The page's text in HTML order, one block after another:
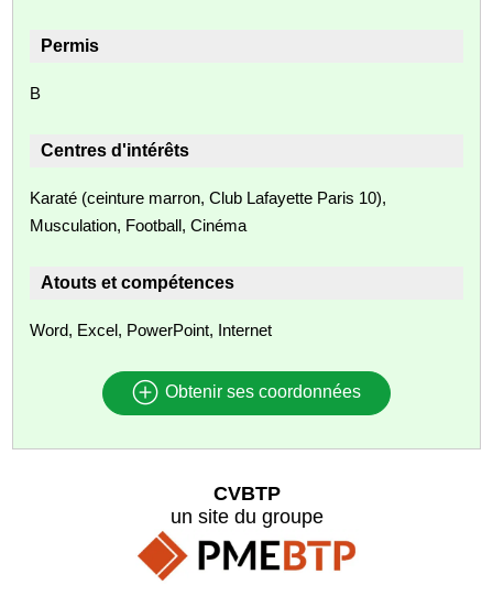
Permis
B
Centres d'intérêts
Karaté (ceinture marron, Club Lafayette Paris 10),
Musculation, Football, Cinéma
Atouts et compétences
Word, Excel, PowerPoint, Internet
Obtenir ses coordonnées
CVBTP
un site du groupe